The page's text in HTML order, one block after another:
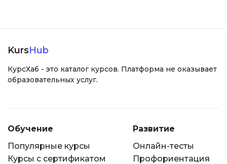
KursHub
КурсХаб - это каталог курсов. Платформа не оказывает
образовательных услуг.
Обучение
Популярные курсы
Курсы с сертификатом
Развитие
Онлайн-тесты
Профориентация